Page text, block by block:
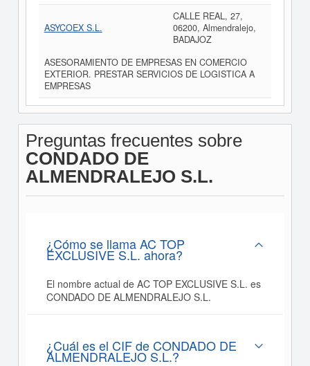
ASYCOEX S.L.
CALLE REAL, 27,
06200, Almendralejo,
BADAJOZ
ASESORAMIENTO DE EMPRESAS EN COMERCIO
EXTERIOR. PRESTAR SERVICIOS DE LOGISTICA A
EMPRESAS
Preguntas frecuentes sobre
CONDADO DE
ALMENDRALEJO S.L.
¿Cómo se llama AC TOP
EXCLUSIVE S.L. ahora?
El nombre actual de AC TOP EXCLUSIVE S.L. es
CONDADO DE ALMENDRALEJO S.L.
¿Cuál es el CIF de CONDADO DE
ALMENDRALEJO S.L.?